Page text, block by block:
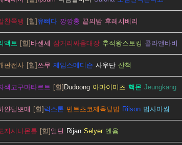
찬쭉탱 유삐다 깡깡총 끝의밤 후레시베리
액토 바센세 삼거리싸움대장 추적왕스토킹 콜라앤바비
판전사 쓰무 제임스메디슨 사우단 산책
색고구마타르트 Dudoong 아마이미츠 핵몬 Jeungkang
얀털뽀매 럭스톤 민트초코제육덮밥 Rilson 법사마씸
지시나몬롤 얼딘 Rijan Selyer 엔윰